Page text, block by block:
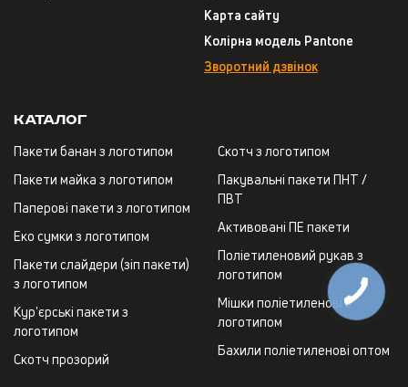
Карта сайту
Колірна модель Pantone
Зворотний дзвінок
Каталог
Пакети банан з логотипом
Пакети майка з логотипом
Паперові пакети з логотипом
Еко сумки з логотипом
Пакети слайдери (зіп пакети)
з логотипом
Кур'єрські пакети з
логотипом
Скотч прозорий
Скотч з логотипом
Пакувальні пакети ПНТ /
ПВТ
Активовані ПЕ пакети
Поліетиленовий рукав з
логотипом
Мішки поліетиленові з
логотипом
Бахили поліетиленові оптом